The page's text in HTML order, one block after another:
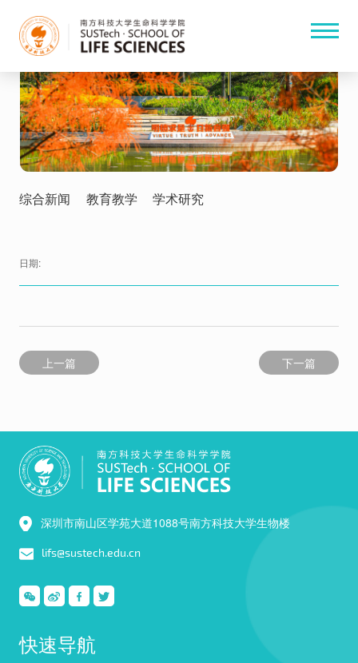
综合新闻 教育教学 学术研究
日期:
上一篇 下一篇
深圳市南山区学苑大道1088号南方科技大学生物楼
lifs@sustech.edu.cn
快速导航